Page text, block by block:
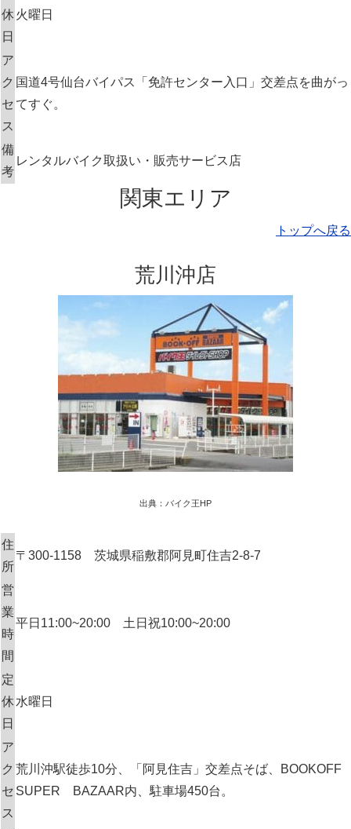
休
日
火曜日
ア
ク
セ
ス
国道4号仙台バイパス「免許センター入口」交差点を曲がっ
てすぐ。
備
考
レンタルバイク取扱い・販売サービス店
関東エリア
トップへ戻る
荒川沖店
出典：バイク王HP
住
所
〒300-1158 茨城県稲敷郡阿見町住吉2-8-7
営
業
時
間
平日11:00~20:00 土日祝10:00~20:00
定
休
日
水曜日
ア
ク
セ
ス
荒川沖駅徒歩10分、「阿見住吉」交差点そば、BOOKOFF
SUPER BAZAAR内、駐車場450台。